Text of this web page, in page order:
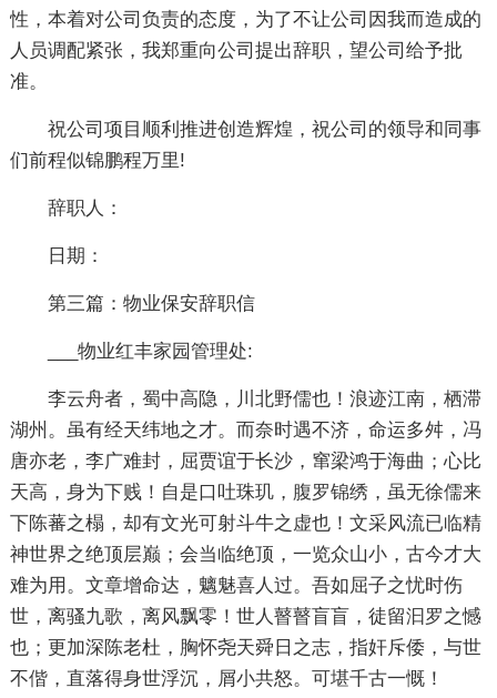
性，本着对公司负责的态度，为了不让公司因我而造成的
人员调配紧张，我郑重向公司提出辞职，望公司给予批
准。
祝公司项目顺利推进创造辉煌，祝公司的领导和同事
们前程似锦鹏程万里!
辞职人：
日期：
第三篇：物业保安辞职信
___物业红丰家园管理处:
李云舟者，蜀中高隐，川北野儒也！浪迹江南，栖滞
湖州。虽有经天纬地之才。而奈时遇不济，命运多舛，冯
唐亦老，李广难封，屈贾谊于长沙，窜梁鸿于海曲；心比
天高，身为下贱！自是口吐珠玑，腹罗锦绣，虽无徐儒来
下陈蕃之榻，却有文光可射斗牛之虚也！文采风流已临精
神世界之绝顶层巅；会当临绝顶，一览众山小，古今才大
难为用。文章增命达，魑魅喜人过。吾如屈子之忧时伤
世，离骚九歌，离风飘零！世人瞽瞽盲盲，徒留汩罗之憾
也；更加深陈老杜，胸怀尧天舜日之志，指奸斥倭，与世
不偕，直落得身世浮沉，屑小共怒。可堪千古一慨！